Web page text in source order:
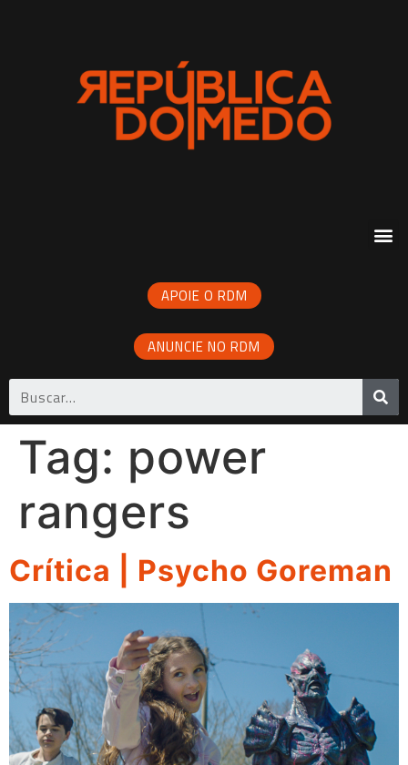
APOIE O RDM
ANUNCIE NO RDM
Tag: power
rangers
Crítica | Psycho Goreman